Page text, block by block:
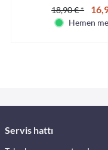
18,90 € *
Hemen
Servis hattı